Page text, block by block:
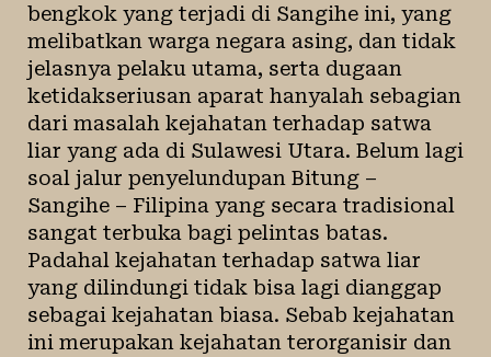
bengkok yang terjadi di Sangihe ini, yang
melibatkan warga negara asing, dan tidak
jelasnya pelaku utama, serta dugaan
ketidakseriusan aparat hanyalah sebagian
dari masalah kejahatan terhadap satwa
liar yang ada di Sulawesi Utara. Belum lagi
soal jalur penyelundupan Bitung –
Sangihe – Filipina yang secara tradisional
sangat terbuka bagi pelintas batas.
Padahal kejahatan terhadap satwa liar
yang dilindungi tidak bisa lagi dianggap
sebagai kejahatan biasa. Sebab kejahatan
ini merupakan kejahatan terorganisir dan